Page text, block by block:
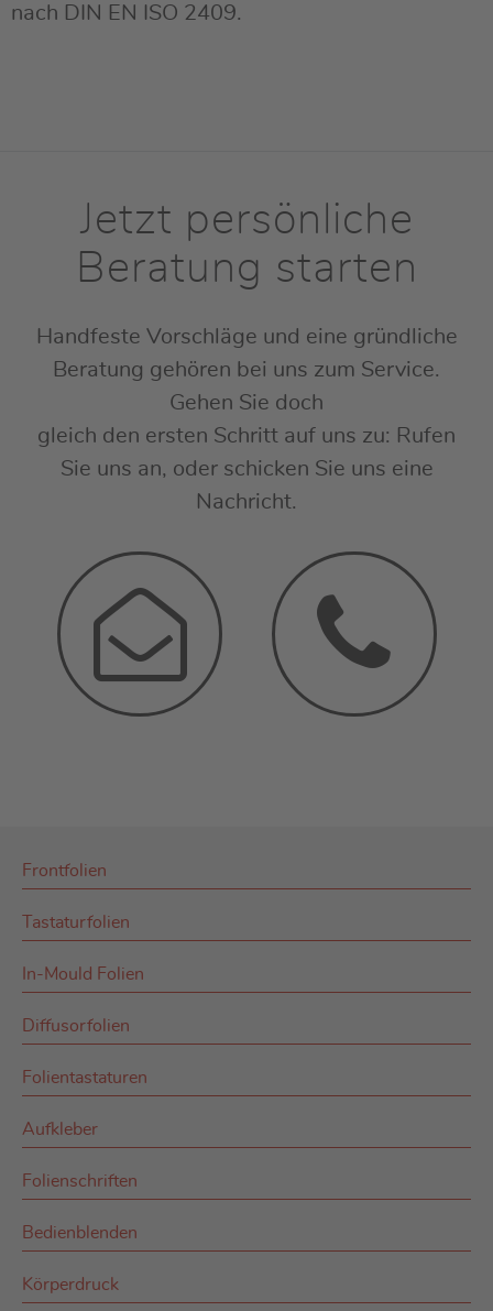
nach DIN EN ISO 2409.
Jetzt persönliche
Beratung starten
Handfeste Vorschläge und eine gründliche
Beratung gehören bei uns zum Service.
Gehen Sie doch
gleich den ersten Schritt auf uns zu: Rufen
Sie uns an, oder schicken Sie uns eine
Nachricht.
Frontfolien
Tastaturfolien
In-Mould Folien
Diffusorfolien
Folientastaturen
Aufkleber
Folienschriften
Bedienblenden
Körperdruck